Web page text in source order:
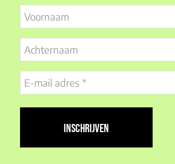
Voornaam
Achternaam
E-
mail
adres